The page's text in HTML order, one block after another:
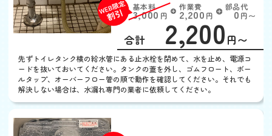
基本料
3,000 円 W
EB
限
定
割
引
作業費
2,200 円
部品代
0円〜
合計 2,200 円〜
先ずトイレタンク横の給水管にある止水栓を閉めて、水を止め、電源コ
ードを抜いておいてください。タンクの蓋を外し、ゴムフロート、ボー
ルタップ、オーバーフロー管の順で動作を確認してください。それでも
解決しない場合は、水漏れ専門の業者に依頼してください。